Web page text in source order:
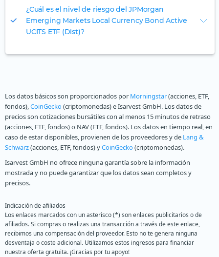
¿Cuál es el nivel de riesgo del JPMorgan
Emerging Markets Local Currency Bond Active
UCITS ETF (Dist)?
Los datos básicos son proporcionados por Morningstar(acciones, ETF,
fondos),CoinGecko(criptomonedas) e Isarvest GmbH. Los datos de
precios son cotizaciones bursátiles con al menos 15 minutos de retraso
(acciones, ETF, fondos) o NAV (ETF, fondos). Los datos en tiempo real, en
caso de estar disponibles, provienen de los proveedores y de Lang &
Schwarz(acciones, ETF, fondos) yCoinGecko(criptomonedas).
Isarvest GmbH no ofrece ninguna garantía sobre la información
mostrada y no puede garantizar que los datos sean completos y
precisos.
Indicación de afiliados
Los enlaces marcados con un asterisco (*) son enlaces publicitarios o de
afiliados. Si compras o realizas una transacción a través de este enlace,
recibimos una compensación del proveedor. Esto no te genera ninguna
desventaja o coste adicional. Utilizamos estos ingresos para financiar
nuestra oferta gratuita. ¡Gracias por tu apoyo!